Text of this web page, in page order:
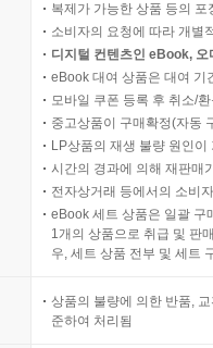
복제가 가능한 상품 등의
소비자의 요청에 따라 개별
디지털 컨텐츠인 eBook,
eBook 대여 상품은 대여 기
모바일 쿠폰 등록 후 취소/
중고상품이 구매확정(자동
LP상품의 재생 불량 원인
시간의 경과에 의해 재판매
전자상거래 등에서의 소비
eBook 세트 상품은 일괄 구
1개의 상품으로 취급 및 판
우, 세트 상품 전부 및 세트
상품의 불량에 의한 반품,
준하여 처리됨